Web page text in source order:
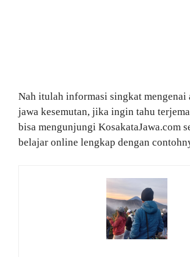
Nah itulah informasi singkat mengenai
jawa kesemutan, jika ingin tahu
bisa mengunjungi KosakataJawa.com
belajar online lengkap dengan